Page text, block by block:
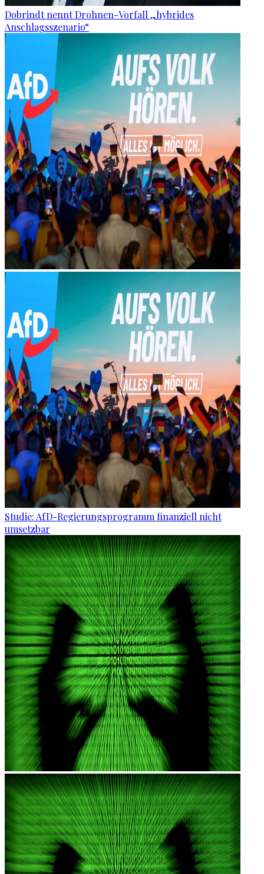
Dobrindt nennt Drohnen-Vorfall „hybrides
Anschlagsszenario“
Studie: AfD-Regierungsprogramm finanziell nicht
umsetzbar